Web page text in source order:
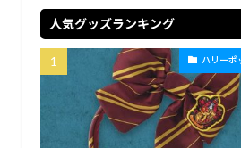
人気グッズランキング
ハリーポ